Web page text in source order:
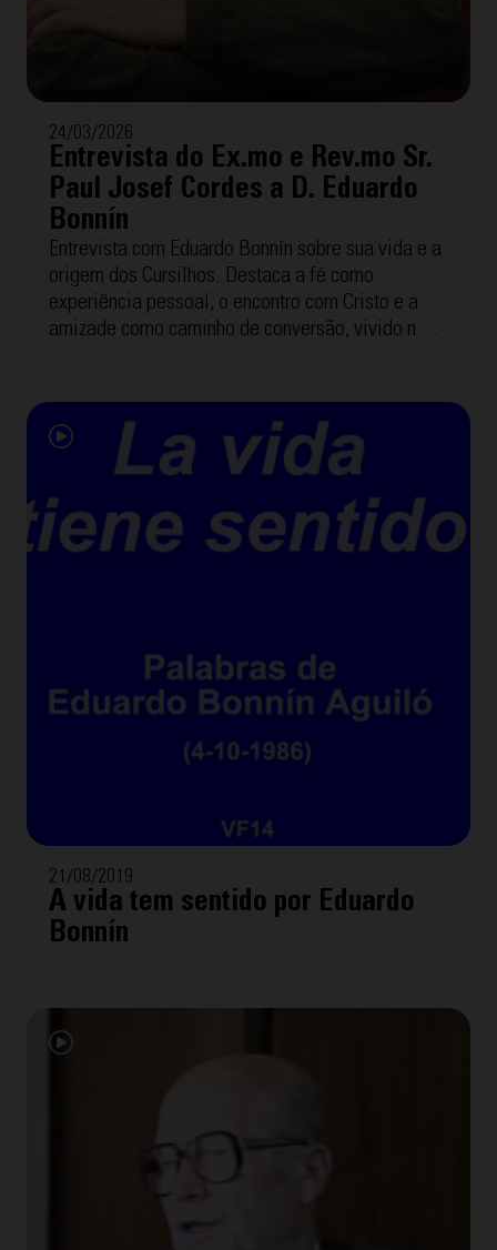
24/03/2026
Entrevista do Ex.mo e Rev.mo Sr.
Paul Josef Cordes a D. Eduardo
Bonnín
Entrevista com Eduardo Bonnín sobre sua vida e a
origem dos Cursilhos. Destaca a fé como
experiência pessoal, o encontro com Cristo e a
amizade como caminho de conversão, vivido no
21/08/2019
A vida tem sentido por Eduardo
Bonnín